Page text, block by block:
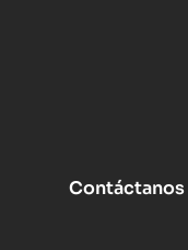
Contáctanos